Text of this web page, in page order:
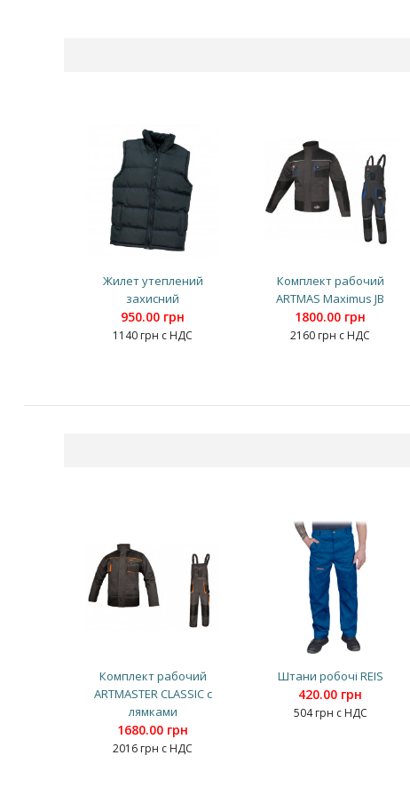
Жилет утеплений
захисний
950.00 грн
1140 грн с НДС
Комплект рабочий
ARTMAS Maximus JB
1800.00 грн
2160 грн с НДС
Комплект рабочий
ARTMASTER CLASSIC с
лямками
1680.00 грн
2016 грн с НДС
Штани робочі REIS
420.00 грн
504 грн с НДС